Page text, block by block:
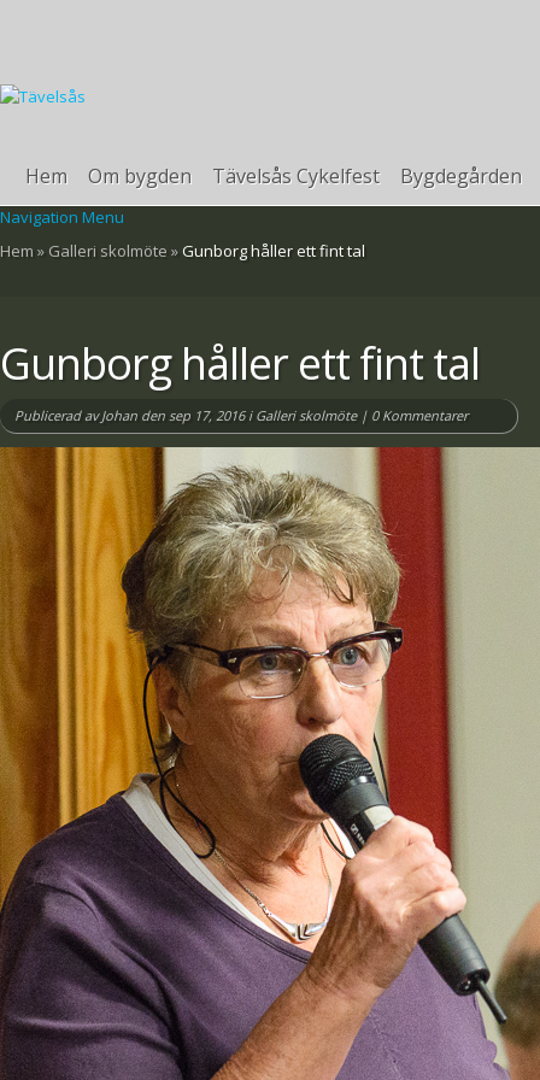
Hem Om bygden Tävelsås Cykelfest Bygdegården
Navigation Menu
Hem » Galleri skolmöte »Gunborg håller ett fint tal
Gunborg håller ett fint tal
Publicerad avJohan den sep 17, 2016 i Galleri skolmöte| 0 Kommentarer